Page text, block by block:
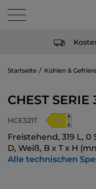
Startseite Kühlen &
CHEST
HCE321T
Freistehend, 319 L,
D, Weiß, B x T x H
Alle technischen